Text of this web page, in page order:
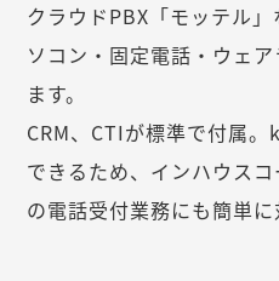
クラウドPBX「モッテル
ソコン・固定電話・ウェ
ます。
CRM、CTIが標準で付属
できるため、インハウス
の電話受付業務にも簡単に